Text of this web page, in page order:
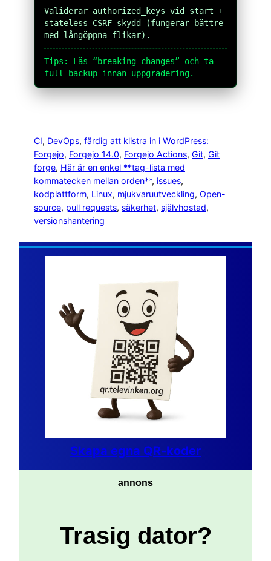
Validerar authorized_keys vid start +
stateless CSRF-skydd (fungerar bättre
med långöppna flikar).
Tips: Läs “breaking changes” och ta
full backup innan uppgradering.
CI, DevOps, färdig att klistra in i WordPress:
Forgejo, Forgejo 14.0, Forgejo Actions, Git, Git
forge, Här är en enkel **tag-lista med
kommatecken mellan orden**, issues
kodplattform, Linux, mjukvaruutveckling, Open-
source, pull requests, säkerhet, självhostad
versionshantering
Skapa egna QR-koder
annons
Trasig dator?